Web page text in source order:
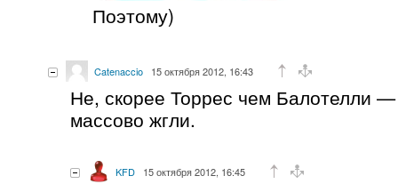
Поэтому)
Catenaccio 15 октября 2012, 16:43
Не, скорее Торрес чем Балотелли
массово жгли.
KFD 15 октября 2012, 16:45